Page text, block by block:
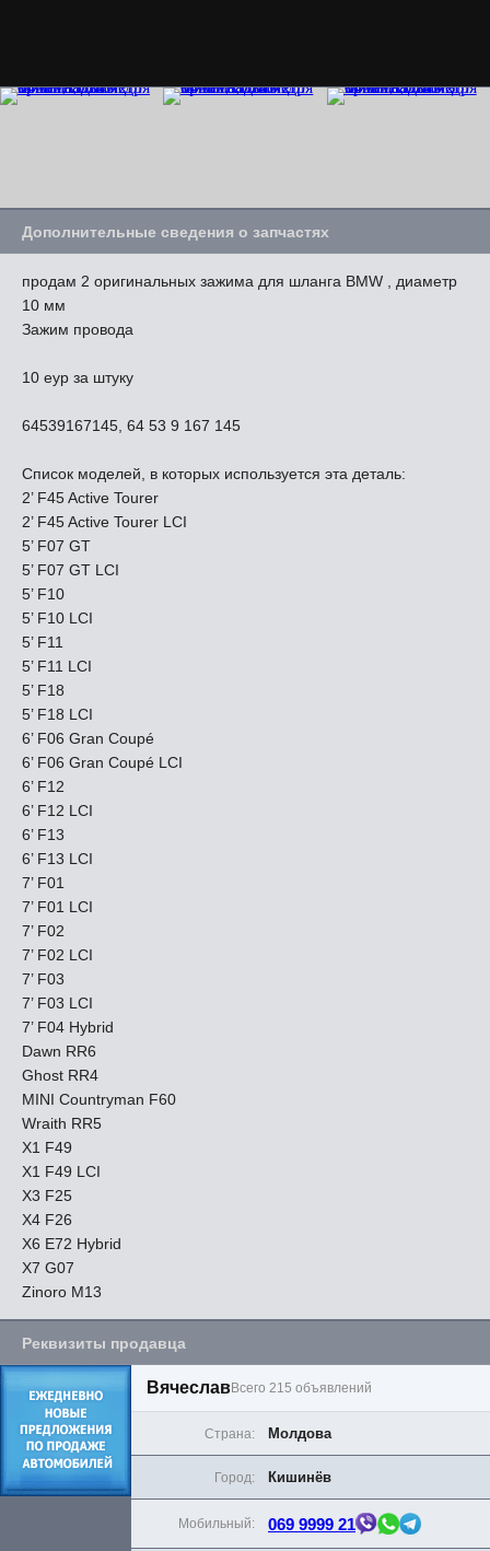
Дополнительные сведения о запчастях
продам 2 оригинальных зажима для шланга BMW , диаметр
10 мм
Зажим провода
10 еур за штуку
64539167145, 64 53 9 167 145
Список моделей, в которых используется эта деталь:
2’ F45 Active Tourer
2’ F45 Active Tourer LCI
5’ F07 GT
5’ F07 GT LCI
5’ F10
5’ F10 LCI
5’ F11
5’ F11 LCI
5’ F18
5’ F18 LCI
6’ F06 Gran Coupé
6’ F06 Gran Coupé LCI
6’ F12
6’ F12 LCI
6’ F13
6’ F13 LCI
7’ F01
7’ F01 LCI
7’ F02
7’ F02 LCI
7’ F03
7’ F03 LCI
7’ F04 Hybrid
Dawn RR6
Ghost RR4
MINI Countryman F60
Wraith RR5
X1 F49
X1 F49 LCI
X3 F25
X4 F26
X6 E72 Hybrid
X7 G07
Zinoro M13
Реквизиты продавца
ВячеславВсего 215 объявлений
Страна: Молдова
Город: Кишинёв
Мобильный: 069 9999 21